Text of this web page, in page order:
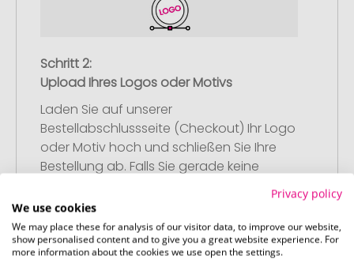
Schritt 2:
Upload Ihres Logos oder Motivs
Laden Sie auf unserer
Bestellabschlussseite (Checkout) Ihr Logo
oder Motiv hoch und schließen Sie Ihre
Bestellung ab. Falls Sie gerade keine
passende Datei zur Verfügung haben,
können Sie diese gerne später
nachliefern.
Privacy policy
We use cookies
We may place these for analysis of our visitor data, to improve our website,
show personalised content and to give you a great website experience. For
more information about the cookies we use open the settings.